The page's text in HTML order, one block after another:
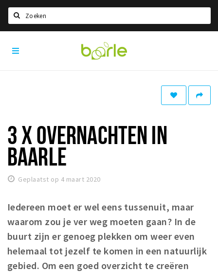
Home
Visit Baarle Shop
Enclavebon
Nieuws
Deals
Eten
Drinken
Slapen
Visit
Baarle
3 X OVERNACHTEN IN
BAARLE
Geplaatst op 4 maart 2020
Iedereen moet er wel eens tussenuit, maar
waarom zou je ver weg moeten gaan? In de
buurt zijn er genoeg plekken om weer even
helemaal tot jezelf te komen in een natuurlijk
gebied. Om een goed overzicht te creëren